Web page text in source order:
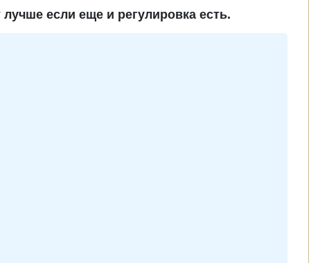
если еще и регулировка есть.